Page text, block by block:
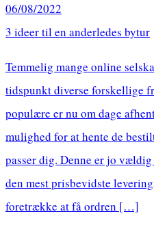
06/08/2022
3 ideer til en anderledes bytur
Temmelig mange online
tidspunkt diverse forskellige
populære er nu om dage
mulighed for at hente de
passer dig. Denne er jo
den mest prisbevidste
foretrække at få ordren […]